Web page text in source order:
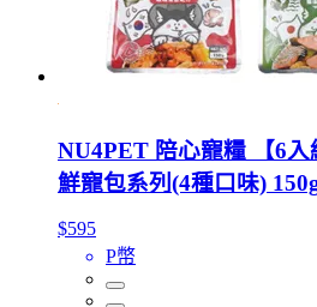
NU4PET 陪心寵糧 【6
鮮寵包系列(4種口味)
$595
P幣